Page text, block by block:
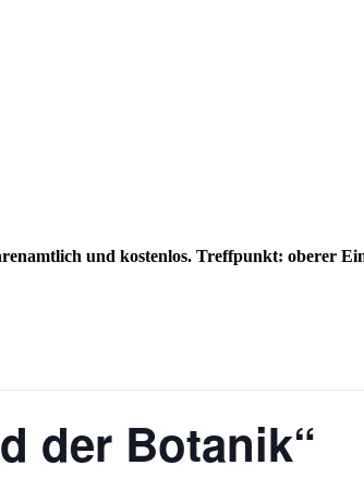
und kostenlos. Treffpunkt: oberer
der Botanik“